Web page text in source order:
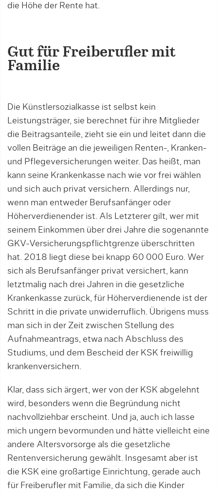
die Höhe der Rente hat.
Gut für Freiberufler mit
Familie
Die Künstlersozialkasse ist selbst kein
Leistungsträger, sie berechnet für ihre Mitglieder
die Beitragsanteile, zieht sie ein und leitet dann die
vollen Beiträge an die jeweiligen Renten-, Kranken-
und Pflegeversicherungen weiter. Das heißt, man
kann seine Krankenkasse nach wie vor frei wählen
und sich auch privat versichern. Allerdings nur,
wenn man entweder Berufsanfänger oder
Höherverdienender ist. Als Letzterer gilt, wer mit
seinem Einkommen über drei Jahre die sogenannte
GKV-Versicherungspflichtgrenze überschritten
hat. 2018 liegt diese bei knapp 60 000 Euro. Wer
sich als Berufsanfänger privat versichert, kann
letztmalig nach drei Jahren in die gesetzliche
Krankenkasse zurück, für Höherverdienende ist der
Schritt in die private unwiderruflich. Übrigens muss
man sich in der Zeit zwischen Stellung des
Aufnahmeantrags, etwa nach Abschluss des
Studiums, und dem Bescheid der KSK freiwillig
krankenversichern.
Klar, dass sich ärgert, wer von der KSK abgelehnt
wird, besonders wenn die Begründung nicht
nachvollziehbar erscheint. Und ja, auch ich lasse
mich ungern bevormunden und hätte vielleicht eine
andere Altersvorsorge als die gesetzliche
Rentenversicherung gewählt. Insgesamt aber ist
die KSK eine großartige Einrichtung, gerade auch
für Freiberufler mit Familie, da sich die Kinder